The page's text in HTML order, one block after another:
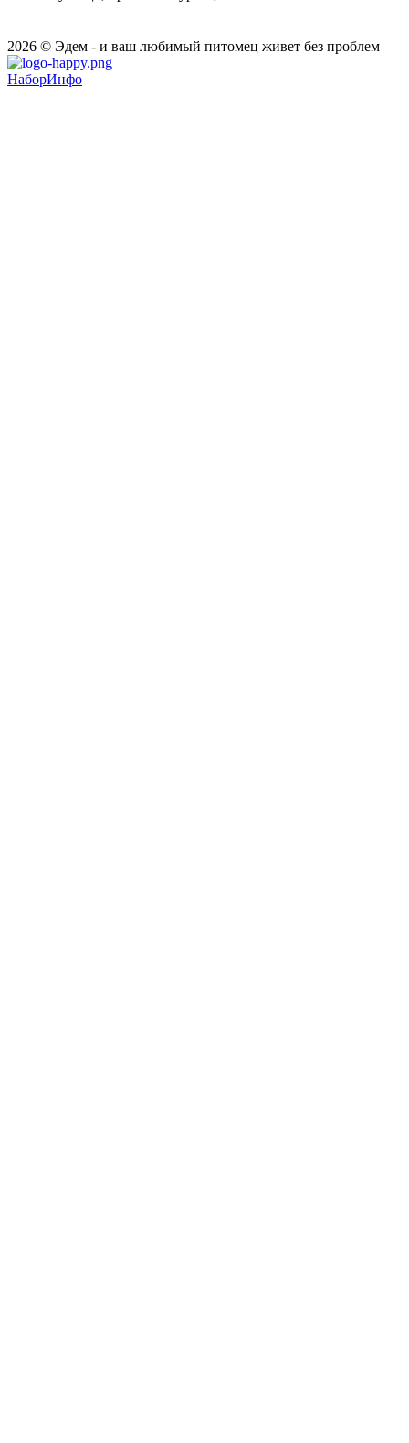
2026 © Эдем - и ваш любимый питомец живет без проблем
НаборИнфо